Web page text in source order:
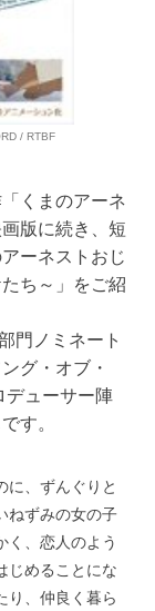
/ RTBF
くまのアーネ
版に続き、短
ーネストおじ
ち～」をご紹
門ノミネート
グ・オブ・
デューサー陣
す。
に、ずんぐりと
ねずみの女の子
く、恋人のよう
じめることにな
り、仲良く暮ら